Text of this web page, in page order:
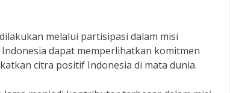
melalui partisipasi dalam misi
dapat memperlihatkan komitmen
citra positif Indonesia di mata dunia.